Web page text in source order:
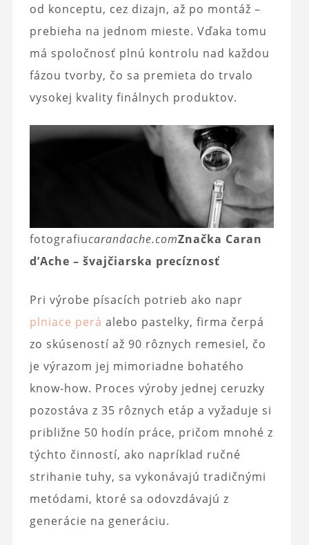
od konceptu, cez dizajn, až po montáž –
prebieha na jednom mieste. Vďaka tomu
má spoločnosť plnú kontrolu nad každou
fázou tvorby, čo sa premieta do trvalo
vysokej kvality finálnych produktov.
fotografiucarandache.comZnačka Caran
d’Ache – švajčiarska precíznosť
Pri výrobe písacích potrieb ako napr
plniace perá alebo pastelky, firma čerpá
zo skúseností až 90 rôznych remesiel, čo
je výrazom jej mimoriadne bohatého
know-how. Proces výroby jednej ceruzky
pozostáva z 35 rôznych etáp a vyžaduje si
približne 50 hodín práce, pričom mnohé z
týchto činností, ako napríklad ručné
strihanie tuhy, sa vykonávajú tradičnými
metódami, ktoré sa odovzdávajú z
generácie na generáciu.